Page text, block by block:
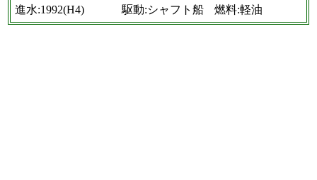
進水:1992(H4)
駆動:シャフト船 燃料:軽油